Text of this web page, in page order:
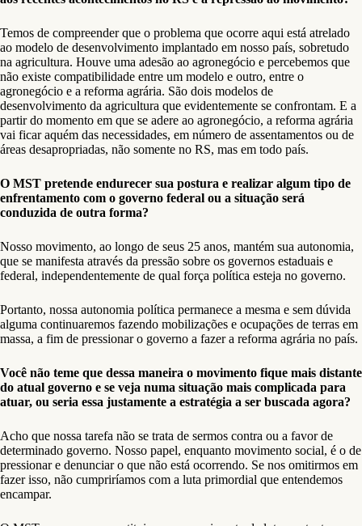
Temos de compreender que o problema que ocorre aqui está atrelado
ao modelo de desenvolvimento implantado em nosso país, sobretudo
na agricultura. Houve uma adesão ao agronegócio e percebemos que
não existe compatibilidade entre um modelo e outro, entre o
agronegócio e a reforma agrária. São dois modelos de
desenvolvimento da agricultura que evidentemente se confrontam. E a
partir do momento em que se adere ao agronegócio, a reforma agrária
vai ficar aquém das necessidades, em número de assentamentos ou de
áreas desapropriadas, não somente no RS, mas em todo país.
O MST pretende endurecer sua postura e realizar algum tipo de
enfrentamento com o governo federal ou a situação será
conduzida de outra forma?
Nosso movimento, ao longo de seus 25 anos, mantém sua autonomia,
que se manifesta através da pressão sobre os governos estaduais e
federal, independentemente de qual força política esteja no governo.
Portanto, nossa autonomia política permanece a mesma e sem dúvida
alguma continuaremos fazendo mobilizações e ocupações de terras em
massa, a fim de pressionar o governo a fazer a reforma agrária no país.
Você não teme que dessa maneira o movimento fique mais distante
do atual governo e se veja numa situação mais complicada para
atuar, ou seria essa justamente a estratégia a ser buscada agora?
Acho que nossa tarefa não se trata de sermos contra ou a favor de
determinado governo. Nosso papel, enquanto movimento social, é o de
pressionar e denunciar o que não está ocorrendo. Se nos omitirmos em
fazer isso, não cumpriríamos com a luta primordial que entendemos
encampar.